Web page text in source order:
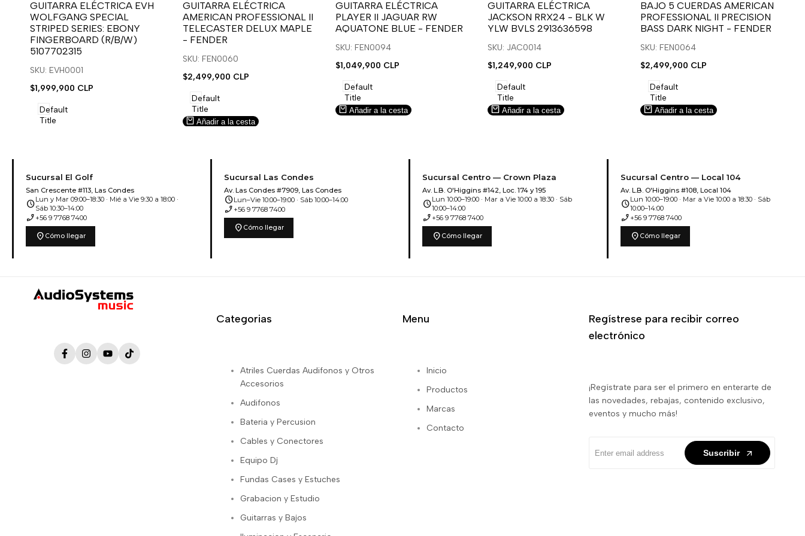
para
usar
la
lista
de
deseos.
para
usar
Compare
GUITARRA ELÉCTRICA EVH
WOLFGANG SPECIAL
STRIPED SERIES: EBONY
FINGERBOARD (R/B/W)
5107702315
SKU: EVH0001
Precio
venta
$1,999,900 CLP
Default
Title
para
usar
la
lista
de
para
usar
Compare
GUITARRA ELÉCTRICA
AMERICAN PROFESSIONAL II
TELECASTER DELUX MAPLE
- FENDER
SKU: FEN0060
Precio
venta
$2,499,900 CLP
Default
Title
Añadir a la cesta
para
usar
la
lista
deseos.
para
usar
Compare
GUITARRA ELÉCTRICA
PLAYER II JAGUAR RW
AQUATONE BLUE - FENDER
SKU: FEN0094
Precio
venta
$1,049,900 CLP
Default
Title
Añadir a la cesta
para
usar
la
lista
deseos.
para
usar
Compare
GUITARRA ELÉCTRICA
JACKSON RRX24 - BLK W
YLW BVLS 2913636598
SKU: JAC0014
Precio
venta
$1,249,900 CLP
Default
Title
Añadir a la cesta
para
usar
la
lista
deseos.
para
usar
Compare
BAJO 5 CUERDAS AMERICAN
PROFESSIONAL II PRECISION
BASS DARK NIGHT - FENDER
SKU: FEN0064
Precio
venta
$2,499,900 CLP
Default
Title
Añadir a la cesta
Sucursal El Golf
San Crescente #113, Las Condes
scheduleLun y Mar 09:00–18:30 · Mié a Vie 9:30 a 18:00 ·
Sáb 10:30–14:00
phone_enabled +56 9 7768 7400
location_on Cómo llegar
Sucursal Las Condes
Av. Las Condes #7909, Las Condes
scheduleLun–Vie 10:00–19:00 · Sáb 10:00–14:00
phone_enabled +56 9 7768 7400
location_on Cómo llegar
Sucursal Centro — Crown Plaza
Av. L.B. O'Higgins #142, Loc. 174 y 195
scheduleLun 10:00–19:00 · Mar a Vie 10:00 a 18:30 · Sáb
10:00–14:00
phone_enabled +56 9 7768 7400
location_on Cómo llegar
Sucursal Centro — Local 104
Av. L.B. O'Higgins #108, Local 104
scheduleLun 10:00–19:00 · Mar a Vie 10:00 a 18:30 · Sáb
10:00–14:00
phone_enabled +56 9 7768 7400
location_on Cómo llegar
FacebookInstagramYouTubeTikTok
Categorias
Atriles Cuerdas Audifonos y Otros
Accesorios
Audifonos
Bateria y Percusion
Cables y Conectores
Equipo Dj
Fundas Cases y Estuches
Grabacion y Estudio
Guitarras y Bajos
Menu
Inicio
Productos
Marcas
Contacto
Regístrese para recibir correo
electrónico
¡Regístrate para ser el primero en enterarte de
las novedades, rebajas, contenido exclusivo,
eventos y mucho más!
Suscribir